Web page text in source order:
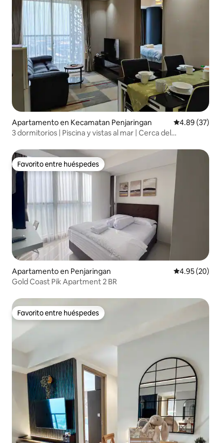
Apartamento en Kecamatan Penjaringan Calificación
4.89 (37)
3 dormitorios | Piscina y vistas al mar | Cerca del
Favorito entre huéspedes
Favorito entre huéspedes
Apartamento en Penjaringan Calificación
4.95 (20)
Gold Coast Pik Apartment 2 BR
Favorito entre huéspedes
Favorito entre huéspedes